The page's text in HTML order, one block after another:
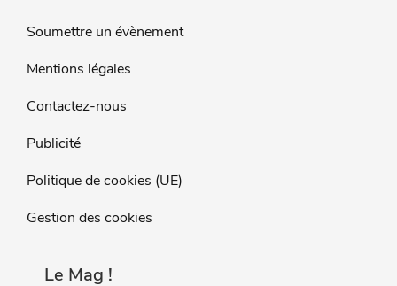
Soumettre un évènement
Mentions légales
Contactez-nous
Publicité
Politique de cookies (UE)
Gestion des cookies
Le Mag !